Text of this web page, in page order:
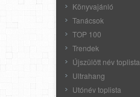
Könyvajánló
Tanácsok
TOP 100
Trendek
Újszülött név toplista
Ultrahang
Utónév toplista